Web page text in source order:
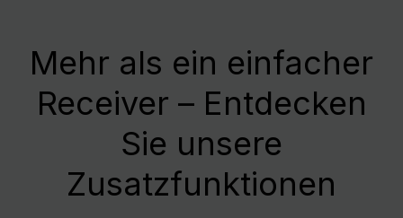
Mehr als ein einfacher
Receiver – Entdecken
Sie unsere
Zusatzfunktionen